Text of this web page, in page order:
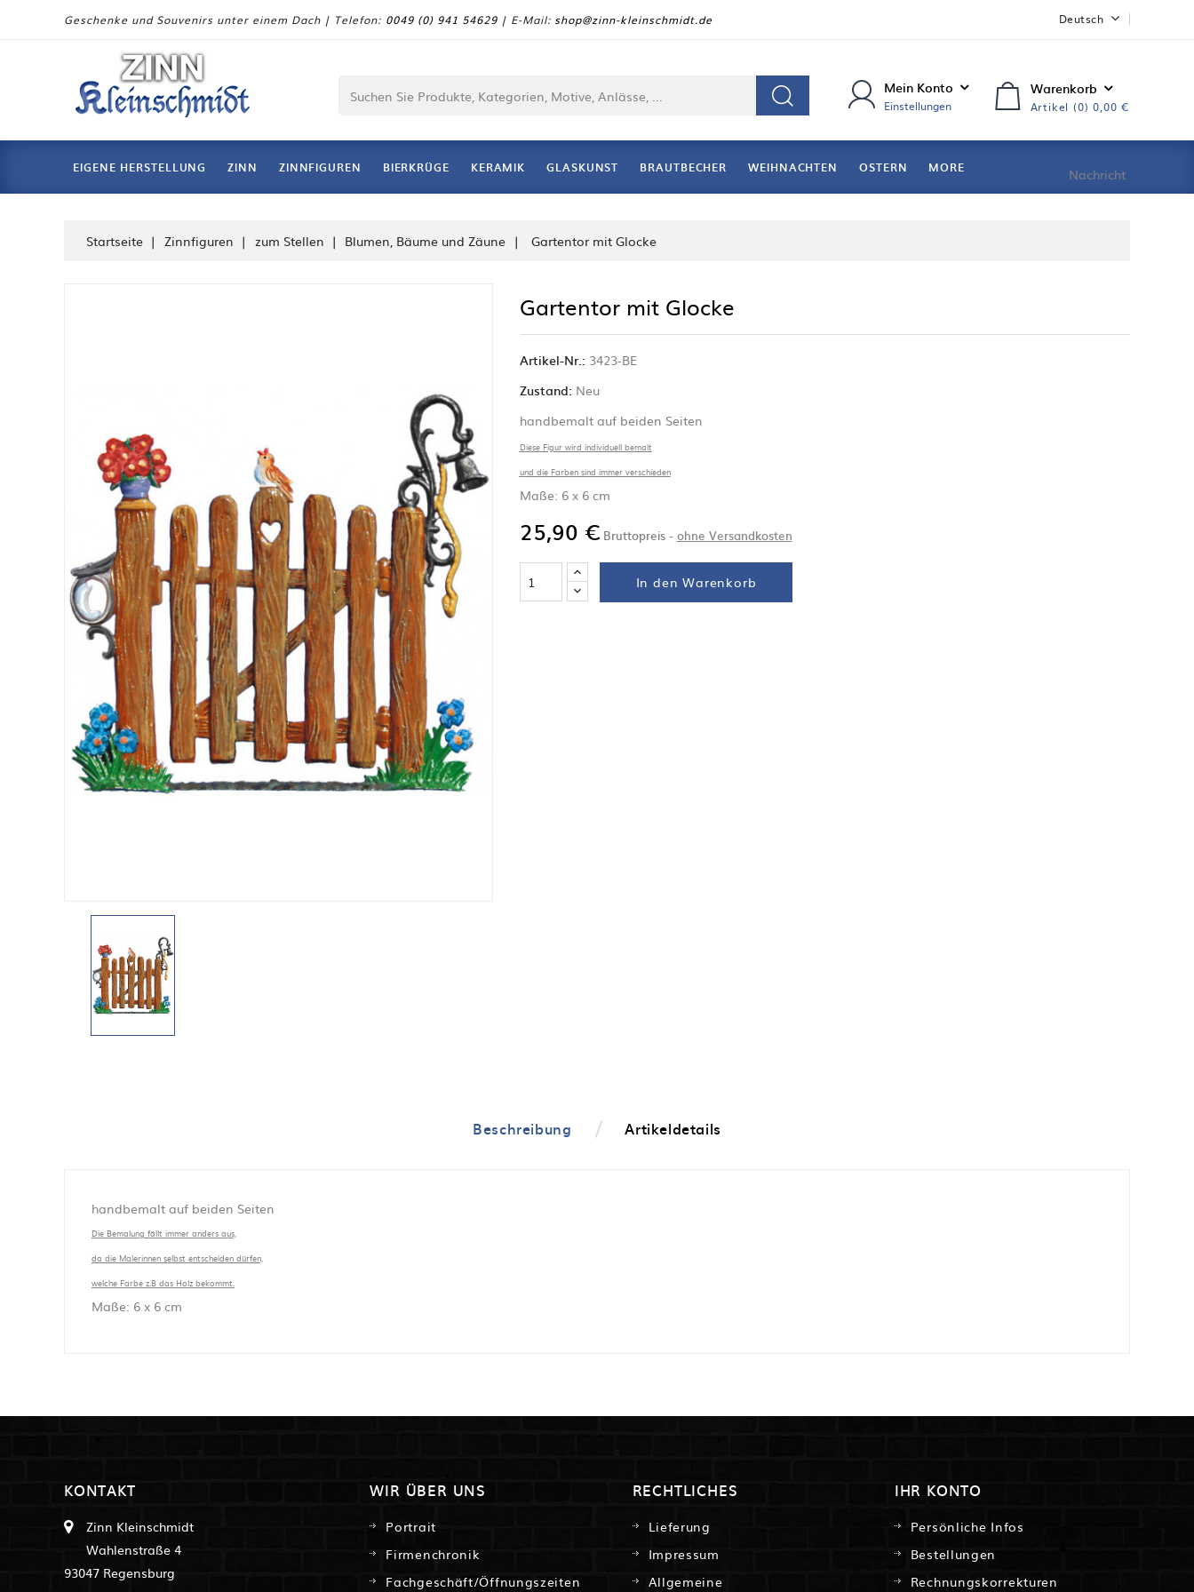
Geschenke und Souvenirs unter einem Dach | Telefon: 0049 (0) 941 54629 | E-Mail: shop@zinn-kleinschmidt.de Deutsch
Nachricht
Warenkorb
Artikel (0) 0,00 €
Mein Konto
Einstellungen
EIGENE HERSTELLUNG ZINN ZINNFIGUREN BIERKRÜGE KERAMIK GLASKUNST BRAUTBECHER WEIHNACHTEN OSTERN MORE
Startseite Zinnfiguren zum Stellen Blumen, Bäume und Zäune Gartentor mit Glocke
Gartentor mit Glocke
Artikel-Nr.: 3423-BE
Zustand: Neu
handbemalt auf beiden Seiten
Diese Figur wird individuell bemalt
und die Farben sind immer verschieden
Maße: 6 x 6 cm
25,90 € Bruttopreis ohne Versandkosten
In den Warenkorb
Beschreibung Artikeldetails
handbemalt auf beiden Seiten
Die Bemalung fällt immer anders aus,
da die Malerinnen selbst entscheiden dürfen,
welche Farbe z.B das Holz bekommt.
Maße: 6 x 6 cm
KONTAKT
Zinn Kleinschmidt
Wahlenstraße 4
93047 Regensburg
WIR ÜBER UNS
Portrait
Firmenchronik
Fachgeschäft/Öffnungszeiten
RECHTLICHES
Lieferung
Impressum
Allgemeine
IHR KONTO
Persönliche Infos
Bestellungen
Rechnungskorrekturen